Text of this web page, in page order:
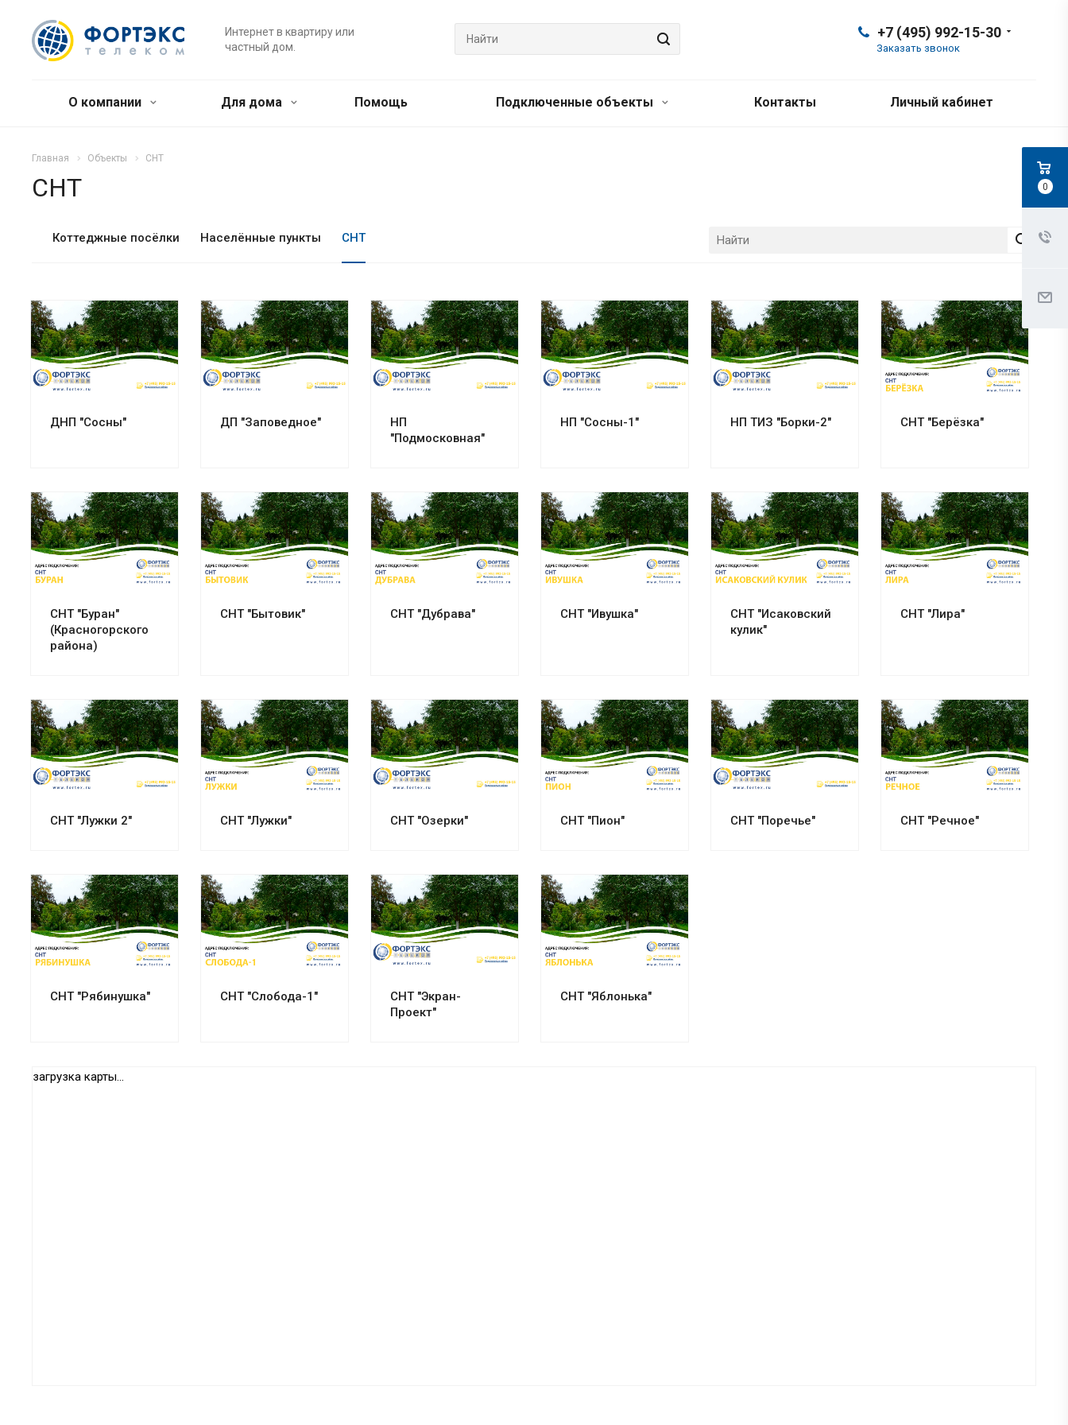
Интернет в квартиру или
частный дом.
+7 (495) 992-15-30
Заказать звонок
О компании Для дома Помощь Подключенные объекты Контакты Личный кабинет
Главная Объекты СНТ
СНТ
Коттеджные посёлки Населённые пункты СНТ
Смотреть проект
ДНП "Сосны"
Смотреть проект
ДП "Заповедное"
Смотреть проект
НП
"Подмосковная"
Смотреть проект
НП "Сосны-1"
Смотреть проект
НП ТИЗ "Борки-2"
Смотреть проект
СНТ "Берёзка"
Смотреть проект
СНТ "Буран"
(Красногорского
района)
Смотреть проект
СНТ "Бытовик"
Смотреть проект
СНТ "Дубрава"
Смотреть проект
СНТ "Ивушка"
Смотреть проект
СНТ "Исаковский
кулик"
Смотреть проект
СНТ "Лира"
Смотреть проект
СНТ "Лужки 2"
Смотреть проект
СНТ "Лужки"
Смотреть проект
СНТ "Озерки"
Смотреть проект
СНТ "Пион"
Смотреть проект
СНТ "Поречье"
Смотреть проект
СНТ "Речное"
Смотреть проект
СНТ "Рябинушка"
Смотреть проект
СНТ "Слобода-1"
Смотреть проект
СНТ "Экран-
Проект"
Смотреть проект
СНТ "Яблонька"
загрузка карты...
0